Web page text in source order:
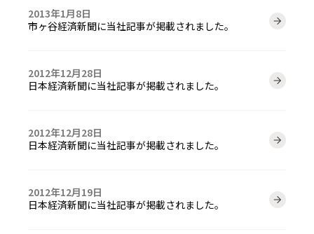
2013年1月8日
市ヶ谷経済新聞に当社記事が掲載されました。
2012年12月28日
日本経済新聞に当社記事が掲載されました。
2012年12月28日
日本経済新聞に当社記事が掲載されました。
2012年12月19日
日本経済新聞に当社記事が掲載されました。